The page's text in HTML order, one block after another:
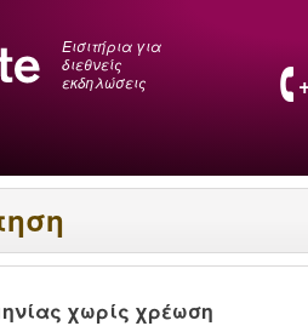
Εισιτήρια για
διεθνείς
εκδηλώσεις
χωρίς χρέωση